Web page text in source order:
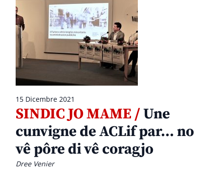
15 Dicembre 2021
SINDIC JO MAME /Une
cunvigne de ACLif par… no
vê pôre di vê coragjo
Dree Venier